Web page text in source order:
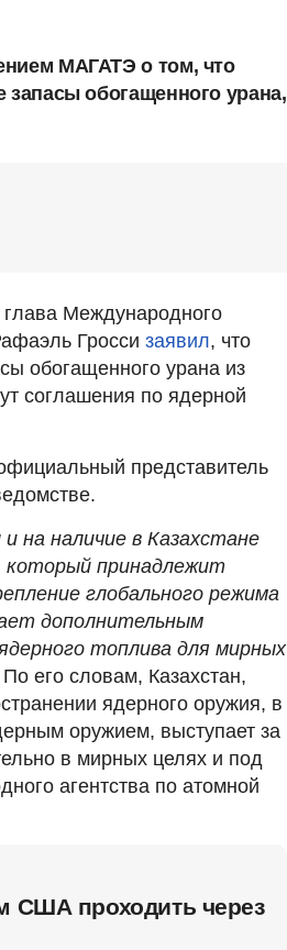
МАГАТЭ о том, что
запасы обогащенного урана,
Международного
Гросси заявил, что
обогащенного урана из
соглашения по ядерной
представитель
на наличие в Казахстане
который принадлежит
глобального режима
дополнительным
топлива для мирных
его словам, Казахстан,
ядерного оружия, в
оружием, выступает за
в мирных целях и под
агентства по атомной
США проходить через